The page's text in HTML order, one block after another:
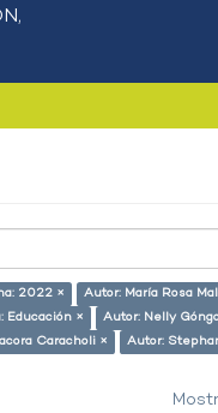
2022 ×
Autor: María Rosa
Educación ×
Autor: Nelly
Caracholi ×
Autor: